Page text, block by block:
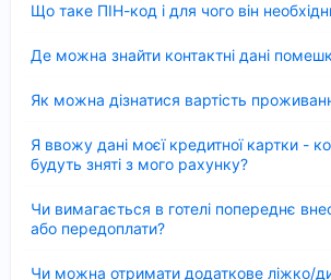
Що таке ПІН-код і для чого він
Де можна знайти контактні дані
Як можна дізнатися вартість
Я ввожу дані моєї кредитної картки -
будуть зняті з мого рахунку?
Чи вимагається в готелі попереднє
або передоплати?
Чи можна отримати додаткове ліжко/